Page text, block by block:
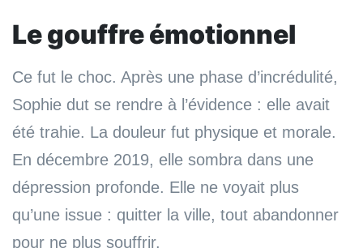
Le gouffre émotionnel
Ce fut le choc. Après une phase d’incrédulité,
Sophie dut se rendre à l’évidence : elle avait
été trahie. La douleur fut physique et morale.
En décembre 2019, elle sombra dans une
dépression profonde. Elle ne voyait plus
qu’une issue : quitter la ville, tout abandonner
pour ne plus souffrir.